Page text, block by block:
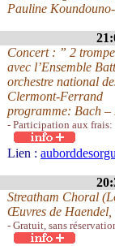
Pauline
Concert : ” 2
avec l’Ensemble
orchestre national
Clermont-Ferrand
programme: Bach
- Participation aux frais:
Lien :
Streatham Choral
Œuvres de Haendel,
- Gratuit, sans